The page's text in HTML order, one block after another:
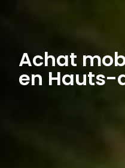
Achat
en Hauts-